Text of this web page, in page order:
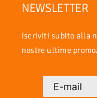
NEWSLETTER
Iscriviti subito alla
nostre ultime